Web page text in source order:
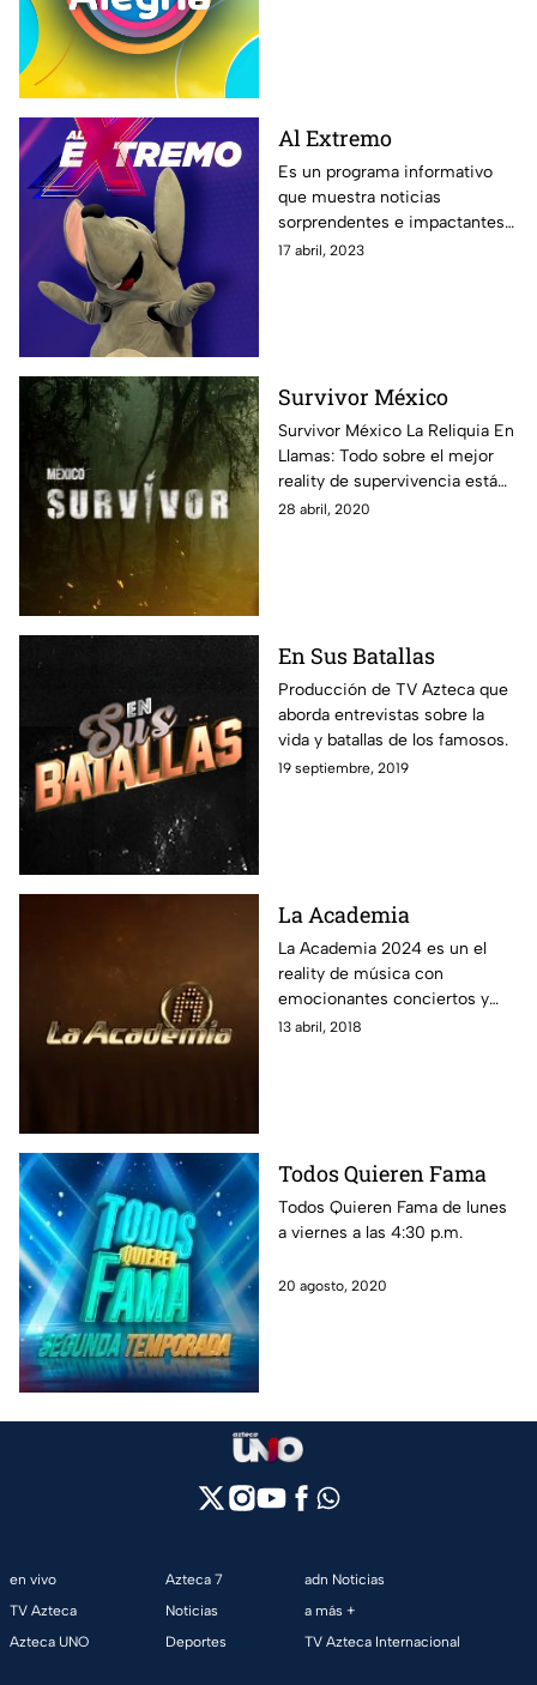
Al Extremo
Es un programa informativo
que muestra noticias
sorprendentes e impactantes
alrededor del mundo, además
17 abril, 2023
Survivor México
Survivor México La Reliquia En
Llamas: Todo sobre el mejor
reality de supervivencia está
aquí: fotos, notas y todos los
28 abril, 2020
En Sus Batallas
Producción de TV Azteca que
aborda entrevistas sobre la
vida y batallas de los famosos.
19 septiembre, 2019
La Academia
La Academia 2024 es un el
reality de música con
emocionantes conciertos y
críticas, donde jóvenes
revive los conciertos.
13 abril, 2018
Todos Quieren Fama
Todos Quieren Fama de lunes
a viernes a las 4:30 p.m.
20 agosto, 2020
en vivo
TV Azteca
Azteca UNO
Azteca 7
Noticias
Deportes
adn Noticias
a más +
TV Azteca Internacional